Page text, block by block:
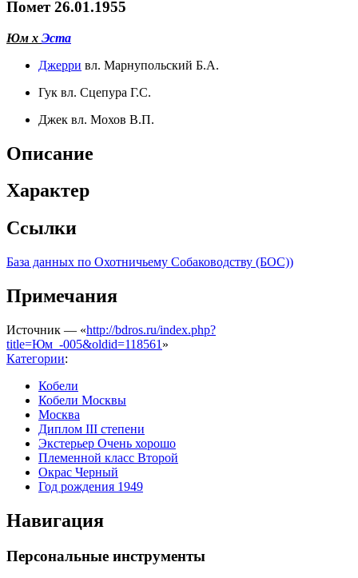
Помет 26.01.1955
Юм х Эста
Джерри вл. Марнупольский Б.А.
Гук вл. Сцепура Г.С.
Джек вл. Мохов В.П.
Описание
Характер
Ссылки
База данных по Охотничьему Собаководству (БОС))
Примечания
Источник — «http://bdros.ru/index.php?
title=Юм_-005&oldid=118561 »
Категории:
Кобели
Кобели Москвы
Москва
Диплом III степени
Экстерьер Очень хорошо
Племенной класс Второй
Окрас Черный
Год рождения 1949
Навигация
Персональные инструменты